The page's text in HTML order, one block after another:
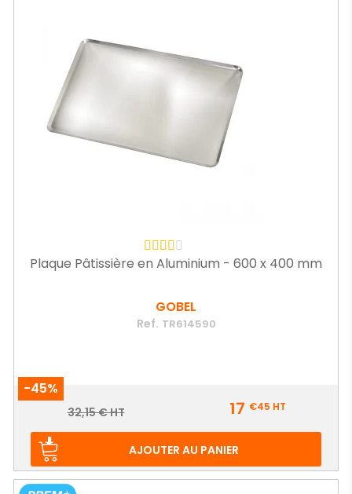
Plaque Pâtissière en Aluminium - 600 x 400 mm
GOBEL
Ref. TR614590
-45%
Prix
Prix
32,15 € HT 17 €45 HT
AJOUTER AU PANIER